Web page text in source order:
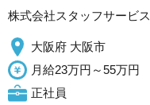
株式会社スタッフサービス
大阪府 大阪市
月給23万円～55万円
正社員